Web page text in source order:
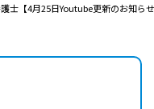
士【4月25日Youtube更新のお知ら